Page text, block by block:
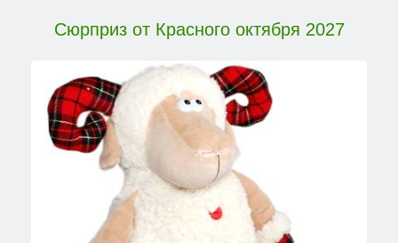
Сюрприз от Красного октября 2027